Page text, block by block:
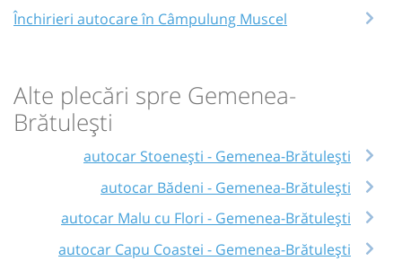
Închirieri autocare în Câmpulung Muscel
Alte plecări spre Gemenea-
Brătulești
autocar Stoenești - Gemenea-Brătulești
autocar Bădeni - Gemenea-Brătulești
autocar Malu cu Flori - Gemenea-Brătulești
autocar Capu Coastei - Gemenea-Brătulești